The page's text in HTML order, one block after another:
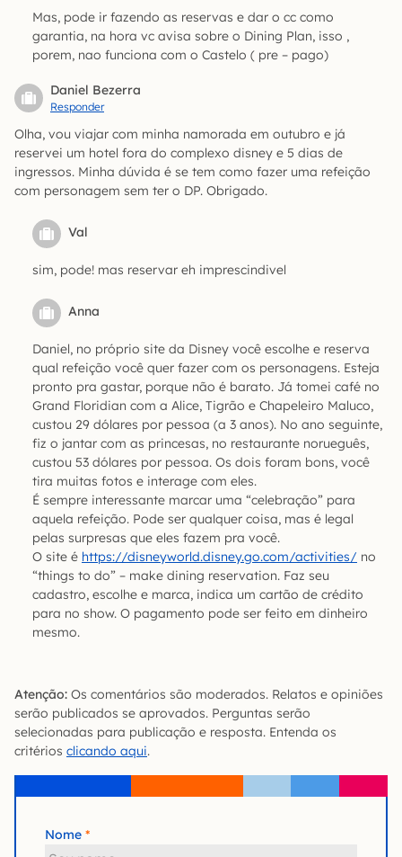
Mas, pode ir fazendo as reservas e dar o cc como
garantia, na hora vc avisa sobre o Dining Plan, isso ,
porem, nao funciona com o Castelo ( pre – pago)
Daniel Bezerra
Responder
Olha, vou viajar com minha namorada em outubro e já
reservei um hotel fora do complexo disney e 5 dias de
ingressos. Minha dúvida é se tem como fazer uma refeição
com personagem sem ter o DP. Obrigado.
Val
sim, pode! mas reservar eh imprescindivel
Anna
Daniel, no próprio site da Disney você escolhe e reserva
qual refeição você quer fazer com os personagens. Esteja
pronto pra gastar, porque não é barato. Já tomei café no
Grand Floridian com a Alice, Tigrão e Chapeleiro Maluco,
custou 29 dólares por pessoa (a 3 anos). No ano seguinte,
fiz o jantar com as princesas, no restaurante norueguês,
custou 53 dólares por pessoa. Os dois foram bons, você
tira muitas fotos e interage com eles.
É sempre interessante marcar uma “celebração” para
aquela refeição. Pode ser qualquer coisa, mas é legal
pelas surpresas que eles fazem pra você.
O site é https://disneyworld.disney.go.com/activities/ no
“things to do” – make dining reservation. Faz seu
cadastro, escolhe e marca, indica um cartão de crédito
para no show. O pagamento pode ser feito em dinheiro
mesmo.
Atenção: Os comentários são moderados. Relatos e opiniões
serão publicados se aprovados. Perguntas serão
selecionadas para publicação e resposta. Entenda os
critérios clicando aqui.
Nome